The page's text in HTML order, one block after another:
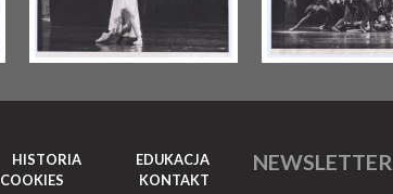
HISTORIA
EDUKACJA
COOKIES KONTAKT
NEWSLETTER